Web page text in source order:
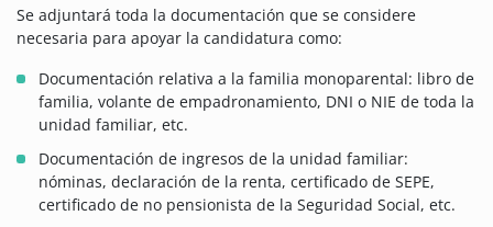
Se adjuntará toda la documentación que se considere
necesaria para apoyar la candidatura como:
Documentación relativa a la familia monoparental: libro de
familia, volante de empadronamiento, DNI o NIE de toda la
unidad familiar, etc.
Documentación de ingresos de la unidad familiar:
nóminas, declaración de la renta, certificado de SEPE,
certificado de no pensionista de la Seguridad Social, etc.